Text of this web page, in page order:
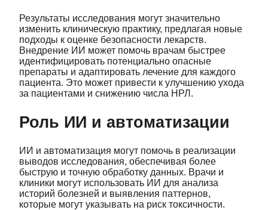
Результаты исследования могут значительно
изменить клиническую практику, предлагая новые
подходы к оценке безопасности лекарств.
Внедрение ИИ может помочь врачам быстрее
идентифицировать потенциально опасные
препараты и адаптировать лечение для каждого
пациента. Это может привести к улучшению ухода
за пациентами и снижению числа НРЛ.
Роль ИИ и автоматизации
ИИ и автоматизация могут помочь в реализации
выводов исследования, обеспечивая более
быструю и точную обработку данных. Врачи и
клиники могут использовать ИИ для анализа
историй болезней и выявления паттернов,
которые могут указывать на риск токсичности.